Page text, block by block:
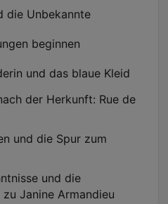
die Unbekannte
beginnen
und das blaue Kleid
der Herkunft: Rue de
und die Spur zum
und die
Janine Armandieu